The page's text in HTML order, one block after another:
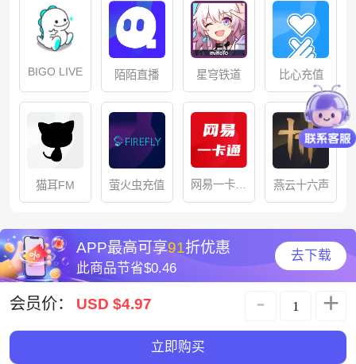
BIGO LIVE 陌陌直播 星穹铁道 比心充值
猫耳FM 萤火虫充值
网易一卡通
储值
燕云十六声
APP最高可享91折优惠
此商品节省$0.46
去下载
会员价： USD $4.97 - +
立即购买